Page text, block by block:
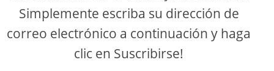
Simplemente escriba su dirección de
correo electrónico a continuación y haga
clic en Suscribirse!